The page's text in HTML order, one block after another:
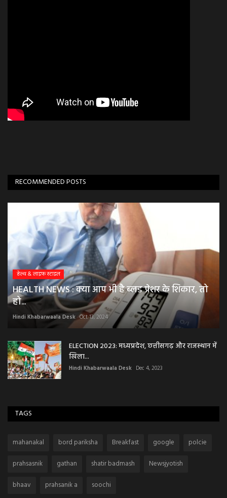
RECOMMENDED POSTS
हेल्थ & लाइफ स्टाइल
HEALTH NEWS : क्या आप भी है ब्लड प्रेशर के शिकार, तो
हो...
Hindi Khabarwaala Desk Oct 13, 2024
ELECTION 2023: मध्यप्रदेश, छत्तीसगढ़ और राजस्थान में
खिला...
Hindi Khabarwaala Desk Dec 4, 2023
TAGS
mahanakal bord pariksha Breakfast google
polcie
prahsasnik
gathan shatir badmash
Newsjyotish
bhaav
prahsanik a soochi